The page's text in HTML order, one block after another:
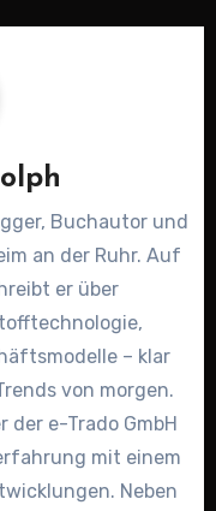
Buchautor und
an der Ruhr. Auf
er über
– klar
von morgen.
e-Trado GmbH
mit einem
Neben